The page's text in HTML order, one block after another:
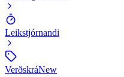
Leikstjórnandi
VerðskráNew